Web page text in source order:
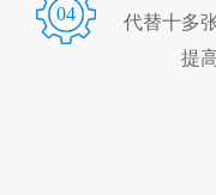
04
代替十多
提